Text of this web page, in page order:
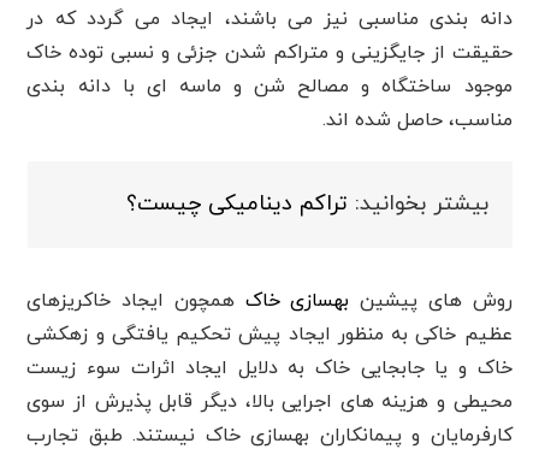
دانه بندی مناسبی نیز می باشند، ایجاد می گردد که در
حقیقت از جایگزینی و متراکم شدن جزئی و نسبی توده خاک
موجود ساختگاه و مصالح شن و ماسه ای با دانه بندی
مناسب، حاصل شده اند.
بیشتر بخوانید: تراکم دینامیکی چیست؟
روش های پیشین بهسازی خاک همچون ایجاد خاکریزهای
عظیم خاکی به منظور ایجاد پیش تحکیم یافتگی و زهکشی
خاک و یا جابجایی خاک به دلایل ایجاد اثرات سوء زیست
محیطی و هزینه های اجرایی بالا، دیگر قابل پذیرش از سوی
کارفرمایان و پیمانکاران بهسازی خاک نیستند. طبق تجارب